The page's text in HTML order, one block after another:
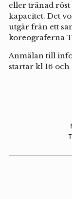
eller tränad
kapacitet. Det
utgår från ett
koreograferna
Anmälan till
startar kl 16